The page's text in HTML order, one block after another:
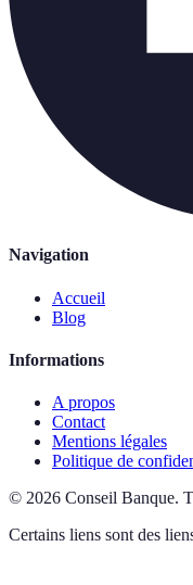
Navigation
Accueil
Blog
Informations
A propos
Contact
Mentions légales
Politique de
© 2026 Conseil Banque.
Certains liens sont des